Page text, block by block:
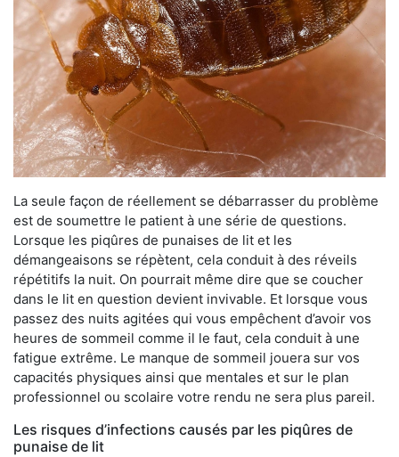
La seule façon de réellement se débarrasser du problème
est de soumettre le patient à une série de questions.
Lorsque les piqûres de punaises de lit et les
démangeaisons se répètent, cela conduit à des réveils
répétitifs la nuit. On pourrait même dire que se coucher
dans le lit en question devient invivable. Et lorsque vous
passez des nuits agitées qui vous empêchent d’avoir vos
heures de sommeil comme il le faut, cela conduit à une
fatigue extrême. Le manque de sommeil jouera sur vos
capacités physiques ainsi que mentales et sur le plan
professionnel ou scolaire votre rendu ne sera plus pareil.
Les risques d’infections causés par les piqûres de
punaise de lit